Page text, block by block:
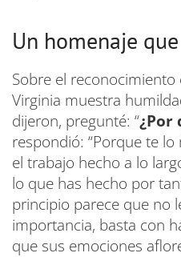
Un homenaje
Sobre el reconocimiento
Virginia muestra
dijeron, pregunté: “¿Por
respondió: “Porque te
el trabajo hecho a lo
lo que has hecho por
principio parece que no
importancia, basta con
que sus emociones